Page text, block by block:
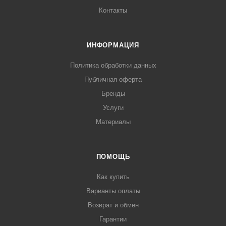
Контакты
ИНФОРМАЦИЯ
Политика обработки данных
Публичная оферта
Бренды
Услуги
Материалы
ПОМОЩЬ
Как купить
Варианты оплаты
Возврат и обмен
Гарантии